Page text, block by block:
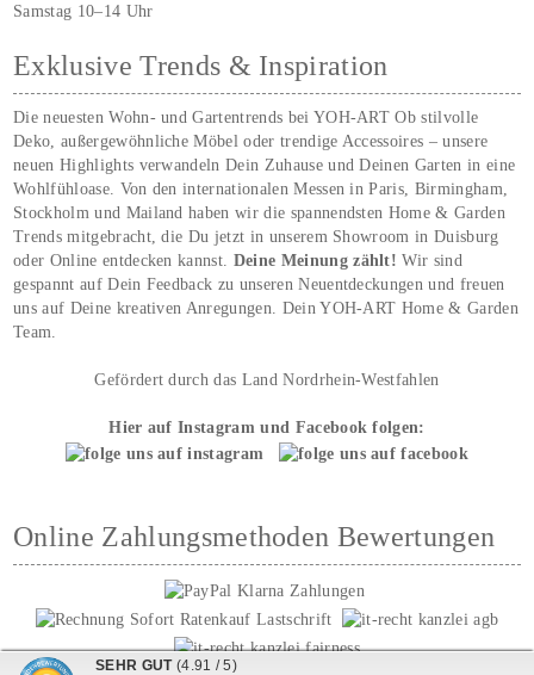
Samstag 10–14 Uhr
Exklusive Trends & Inspiration
Die neuesten Wohn- und Gartentrends bei YOH‑ART Ob stilvolle
Deko, außergewöhnliche Möbel oder trendige Accessoires – unsere
neuen Highlights verwandeln Dein Zuhause und Deinen Garten in eine
Wohlfühloase. Von den internationalen Messen in Paris, Birmingham,
Stockholm und Mailand haben wir die spannendsten Home & Garden
Trends mitgebracht, die Du jetzt in unserem Showroom in Duisburg
oder Online entdecken kannst. Deine Meinung zählt!Wir sind
gespannt auf Dein Feedback zu unseren Neuentdeckungen und freuen
uns auf Deine kreativen Anregungen. Dein YOH‑ART Home & Garden
Team.
Gefördert durch das Land Nordrhein-Westfahlen
Hier auf Instagram und Facebook folgen:
Online Zahlungsmethoden Bewertungen
SEHR GUT (4.91 / 5)